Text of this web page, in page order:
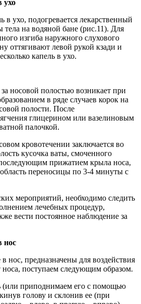
ухо
в ухо, подогревается лекарственный
тела на водяной бане (рис.11). Для
изгиба наружного слухового
оттягивают ле­вой рукой кзади и
капель в ухо.
носовой полостью возникает при
в ряде случаев корок на
полости. После
глицерином или вазелиновым
палочкой.
кровотечении заключается во
кусочка ваты, смоченного
прижатием крыла носа,
переносицы по 3-4 минуты с
мероприятий, необходимо следить
лечебных процедур,
вести постоянное наблюдение за
нос
нос, предназначены для воздействия
носа, поступаем следующим образом.
(или приподнимаем его с помощью
голову и склонив ее (при